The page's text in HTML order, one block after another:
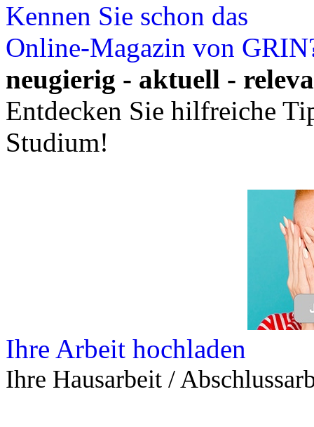
Leseprobe aus 39 Seiten
Kennen Sie schon das
Online-Magazin von
neugierig - aktuell -